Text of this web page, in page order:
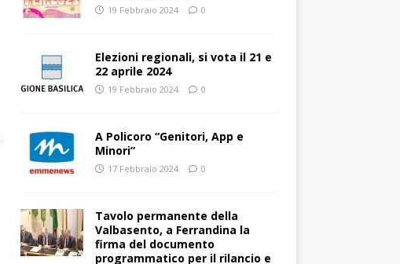
19 Febbraio 2024 0
Elezioni regionali, si vota il 21 e
22 aprile 2024
19 Febbraio 2024 0
A Policoro “Genitori, App e
Minori”
17 Febbraio 2024 0
Tavolo permanente della
Valbasento, a Ferrandina la
firma del documento
programmatico per il rilancio e